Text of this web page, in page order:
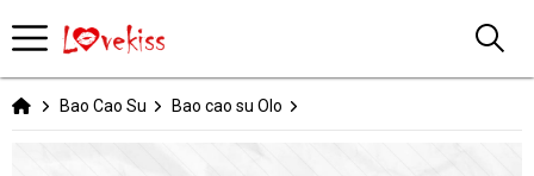
Bao Cao Su Bao cao su Olo